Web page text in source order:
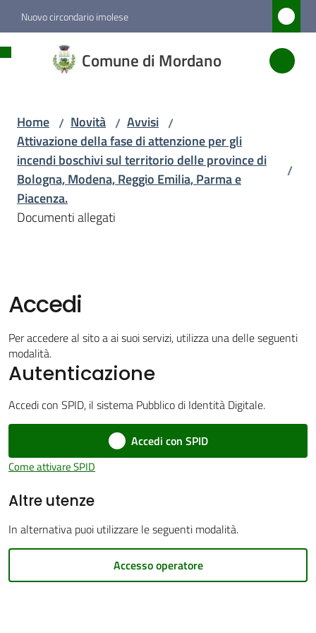
Vai al contenuto
Vai alla navigazione
Vai al footer
Nuovo circondario imolese
Comune di Mordano
di
Amministrazione
Novità
Menu selezionato
Vivere
Mordano
PNRR
on-
Tutti
Home / Novità / Avvisi /
Attivazione della fase di attenzione per gli
incendi boschivi sul territorio delle province di
Bologna, Modena, Reggio Emilia, Parma e
Piacenza.
/
Documenti allegati
Accedi
Per accedere al sito a ai suoi servizi, utilizza una delle seguenti
modalità.
Autenticazione
Accedi con SPID, il sistema Pubblico di Identità Digitale.
Accedi con SPID
Come attivare SPID
Altre utenze
In alternativa puoi utilizzare le seguenti modalità.
Accesso operatore